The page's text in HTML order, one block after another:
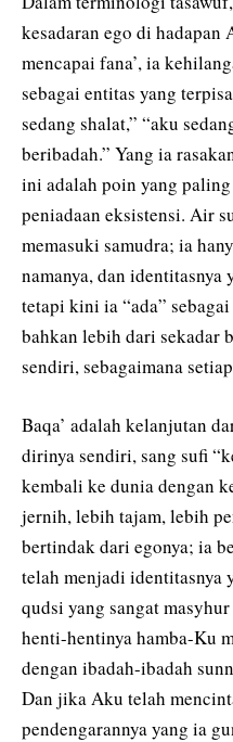
kesadaran ego di
mencapai fana’, ia
sebagai entitas yang
sedang shalat,” “aku
beribadah.” Yang ia
ini adalah poin yang
peniadaan eksistensi. Air
memasuki samudra; ia
namanya, dan identitasnya
tetapi kini ia “ada”
bahkan lebih dari sekadar
sendiri, sebagaimana
Baqa’ adalah kelanjutan
dirinya sendiri, sang sufi
kembali ke dunia dengan
jernih, lebih tajam, lebih
bertindak dari egonya; ia
telah menjadi identitasnya
qudsi yang sangat
henti-hentinya hamba-Ku
dengan ibadah-ibadah
Dan jika Aku telah
pendengarannya yang ia